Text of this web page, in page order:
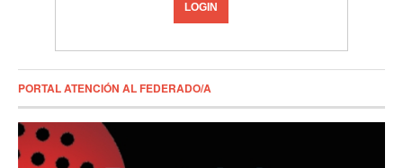
LOGIN
PORTAL ATENCIÓN AL FEDERADO/A